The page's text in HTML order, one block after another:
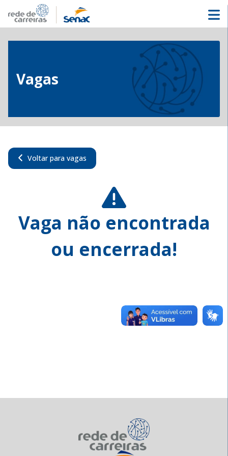
Vagas
Voltar para vagas
Vaga não encontrada
ou encerrada!